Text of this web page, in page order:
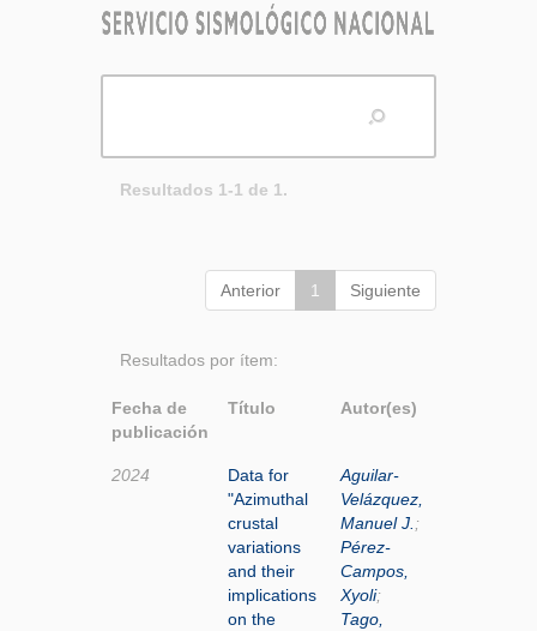
Resultados 1-1 de 1.
Anterior 1 Siguiente
Resultados por ítem:
Fecha de
publicación
Título Autor(es)
2024
Data for
"Azimuthal
crustal
variations
and their
implications
on the
Aguilar-
Velázquez,
Manuel J. ;
Pérez-
Campos,
Xyoli;
Tago,